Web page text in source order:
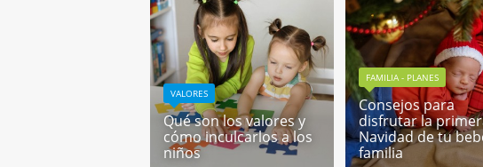
VALORES
Qué son los valores y
cómo inculcarlos a los
niños
FAMILIA - PLANES
Consejos para
disfrutar la
Navidad de tu
familia